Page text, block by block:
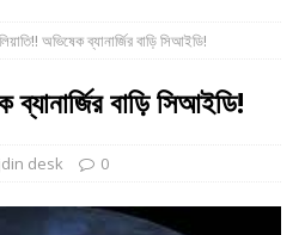
অভিষেক ব্যানার্জির বাড়ি সিআইডি!
বাড়ি সিআইডি!
desk 0